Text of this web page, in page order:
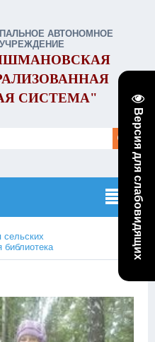
Версия для слабовидящих
АВТОНОМНОЕ
УЧРЕЖДЕНИЕ
СИСТЕМА"
сельских
библиотека